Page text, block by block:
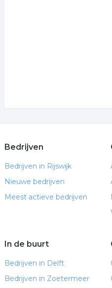
Bedrijven
Bedrijven in Rijswijk
Nieuwe bedrijven
Meest actieve bedrijven
In de buurt
Bedrijven in Delft
Bedrijven in Zoetermeer